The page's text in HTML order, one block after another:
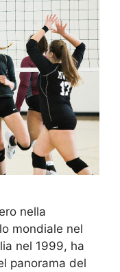
nella
mondiale nel
nel 1999, ha
panorama del